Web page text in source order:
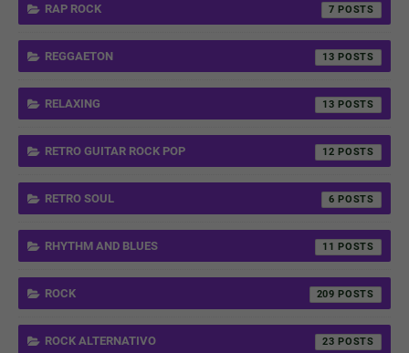
RAP ROCK 7
REGGAETON 13
RELAXING 13
RETRO GUITAR ROCK POP 12
RETRO SOUL 6
RHYTHM AND BLUES 11
ROCK 209
ROCK ALTERNATIVO 23